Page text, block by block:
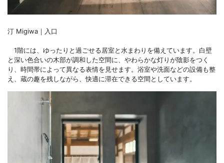
汀 Migiwa｜入口
1階には、ゆったりと過ごせる居室と水まわりを備えています。白壁
と深い色合いの木部が調和した空間に、やわらかな灯りが陰影をつく
り、時間帯によって異なる表情を見せます。浴室や洗面などの設備も整
え、蔵の趣を残しながら、快適に滞在できる空間としています。